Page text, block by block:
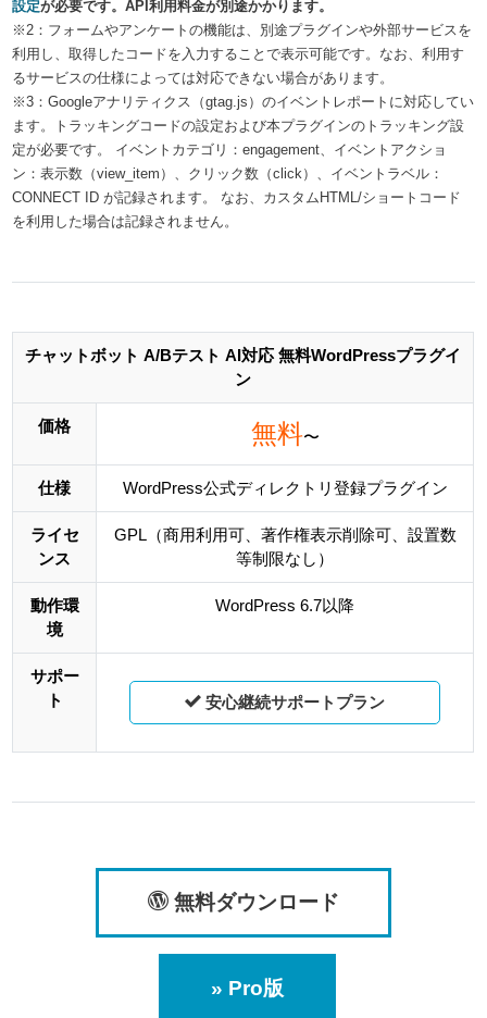
設定が必要です。API利用料金が別途かかります。
※2：フォームやアンケートの機能は、別途プラグインや外部サービスを
利用し、取得したコードを入力することで表示可能です。なお、利用す
るサービスの仕様によっては対応できない場合があります。
※3：Googleアナリティクス（gtag.js）のイベントレポートに対応してい
ます。トラッキングコードの設定および本プラグインのトラッキング設
定が必要です。 イベントカテゴリ：engagement、イベントアクショ
ン：表示数（view_item）、クリック数（click）、イベントラベル：
CONNECT ID が記録されます。 なお、カスタムHTML/ショートコード
を利用した場合は記録されません。
チャットボット A/Bテスト AI対応 無料WordPressプラグイ
ン
価格 無料〜
仕様 WordPress公式ディレクトリ登録プラグイン
ライセ
ンス
GPL（商用利用可、著作権表示削除可、設置数
等制限なし）
動作環
境
WordPress 6.7以降
サポー
ト
安心継続サポートプラン
無料ダウンロード
» Pro版